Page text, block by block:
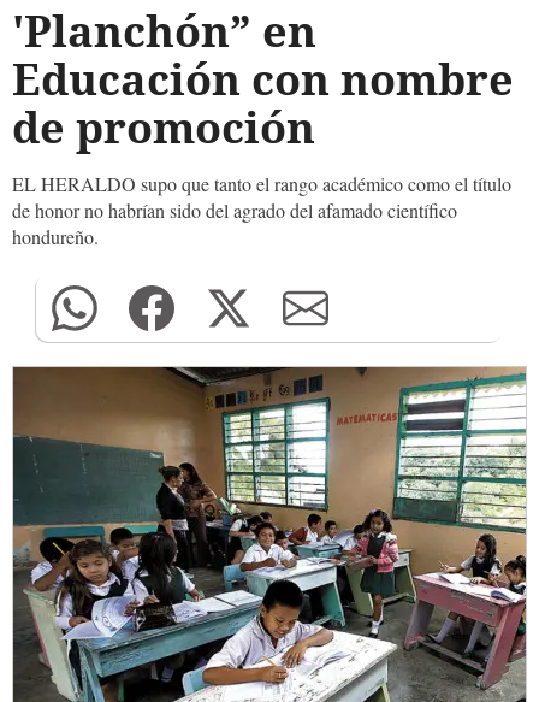
'Planchón” en
Educación con nombre
de promoción
EL HERALDO supo que tanto el rango académico como el título
de honor no habrían sido del agrado del afamado científico
hondureño.